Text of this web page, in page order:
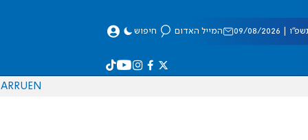
08/2026 המייל האדום חיפוש
EN
RU
AR